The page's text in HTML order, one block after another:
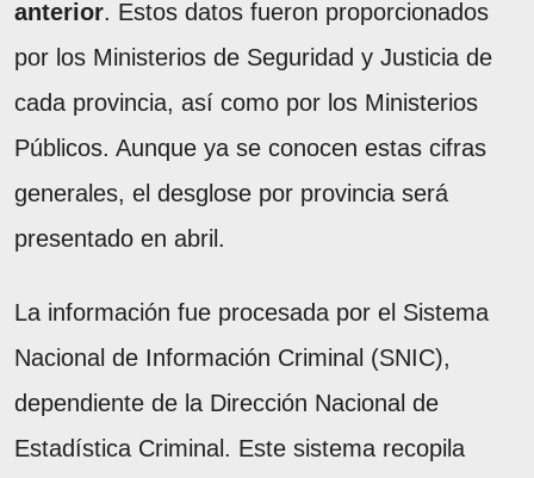
anterior. Estos datos fueron proporcionados
por los Ministerios de Seguridad y Justicia de
cada provincia, así como por los Ministerios
Públicos. Aunque ya se conocen estas cifras
generales, el desglose por provincia será
presentado en abril.
La información fue procesada por el Sistema
Nacional de Información Criminal (SNIC),
dependiente de la Dirección Nacional de
Estadística Criminal. Este sistema recopila